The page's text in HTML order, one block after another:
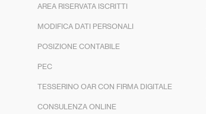
AREA RISERVATA ISCRITTI
MODIFICA DATI PERSONALI
POSIZIONE CONTABILE
PEC
TESSERINO OAR CON FIRMA DIGITALE
CONSULENZA ONLINE